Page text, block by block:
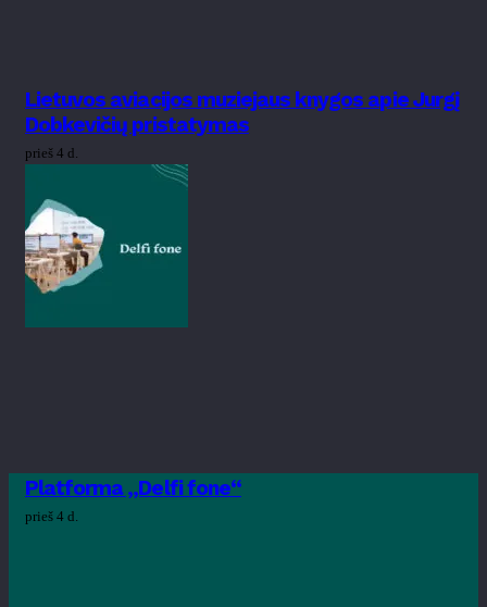
Lietuvos aviacijos muziejaus knygos apie Jurgį
Dobkevičių pristatymas
prieš 4 d.
Platforma „Delfi fone“
prieš 4 d.